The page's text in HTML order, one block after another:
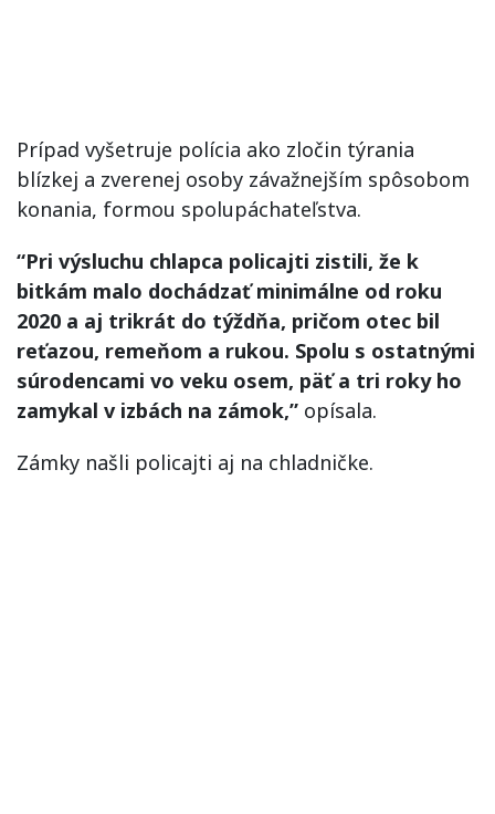
Prípad vyšetruje polícia ako zločin týrania
blízkej a zverenej osoby závažnejším spôsobom
konania, formou spolupáchateľstva.
“Pri výsluchu chlapca policajti zistili, že k
bitkám malo dochádzať minimálne od roku
2020 a aj trikrát do týždňa, pričom otec bil
reťazou, remeňom a rukou. Spolu s ostatnými
súrodencami vo veku osem, päť a tri roky ho
zamykal v izbách na zámok,” opísala.
Zámky našli policajti aj na chladničke.